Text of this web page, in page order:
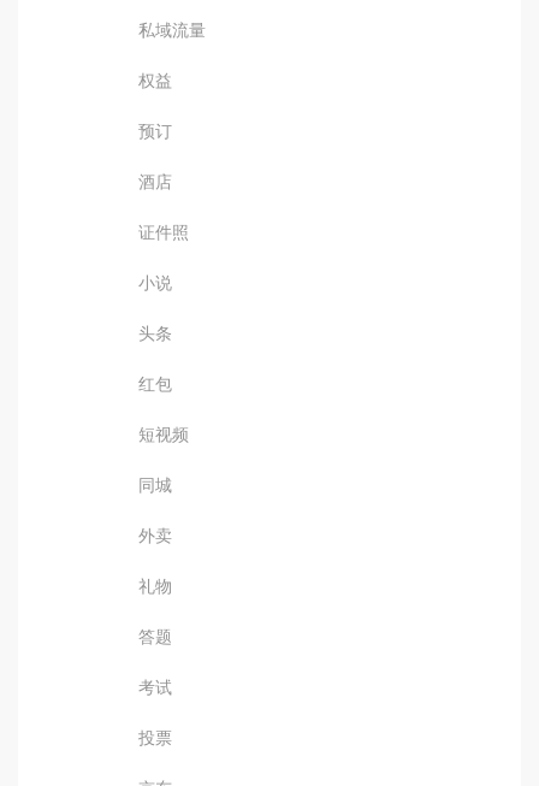
私域流量
权益
预订
酒店
证件照
小说
头条
红包
短视频
同城
外卖
礼物
答题
考试
投票